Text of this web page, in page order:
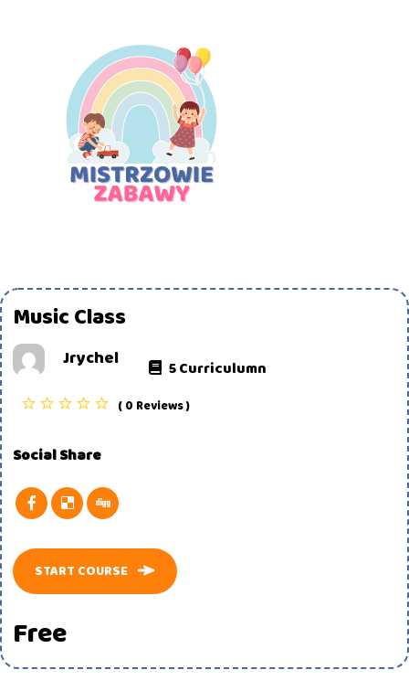
Music Class
Jrychel 5 Curriculumn
( 0 Reviews )
Social Share
START COURSE
Free